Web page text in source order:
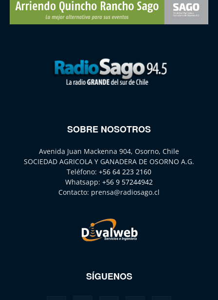
SOBRE NOSOTROS
Avenida Juan Mackenna 904, Osorno, Chile
SOCIEDAD AGRICOLA Y GANADERA DE OSORNO A.G.
Teléfono: +56 64 223 2160
Whatsapp: +56 9 57244942
Contacto: prensa@radiosago.cl
SÍGUENOS